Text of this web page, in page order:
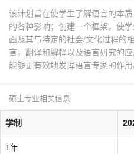
该计划旨在使学生了解语言的本
的各种影响；创建一个框架，使
面及其与特定的社会/文化过程的
言，翻译和解释以及语言研究的
能够更有效地发挥语言专家的作用
硕士专业相关信息
学制
1年